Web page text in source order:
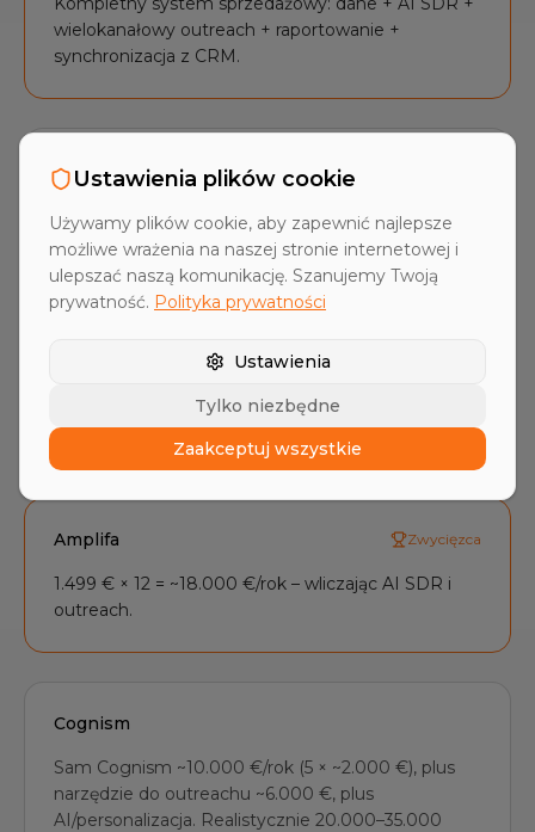
wielokanałowy outreach + raportowanie +
synchronizacja z CRM.
Cognism
Czysta baza danych typu sales intelligence.
Outreach, sekwencje i AI muszą być uzupełnione
przez dostawców zewnętrznych (Outreach.io,
Salesloft, ChatGPT).
02
RZECZYWISTY ROCZNY TCO DLA 5 UŻYTKOWNIKÓW
Amplifa Zwycięzca
1.499 € × 12 = ~18.000 €/rok – wliczając AI SDR i
outreach.
Cognism
Sam Cognism ~10.000 €/rok (5 × ~2.000 €), plus
narzędzie do outreachu ~6.000 €, plus
AI/personalizacja. Realistycznie 20.000–35.000
Ustawienia plików cookie
Używamy plików cookie, aby zapewnić najlepsze
możliwe wrażenia na naszej stronie internetowej i
ulepszać naszą komunikację. Szanujemy Twoją
prywatność. Polityka prywatności
Ustawienia
Tylko niezbędne
Zaakceptuj wszystkie